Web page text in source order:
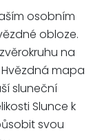
osobním
obloze.
na
mapa
sluneční
Slunce k
svou